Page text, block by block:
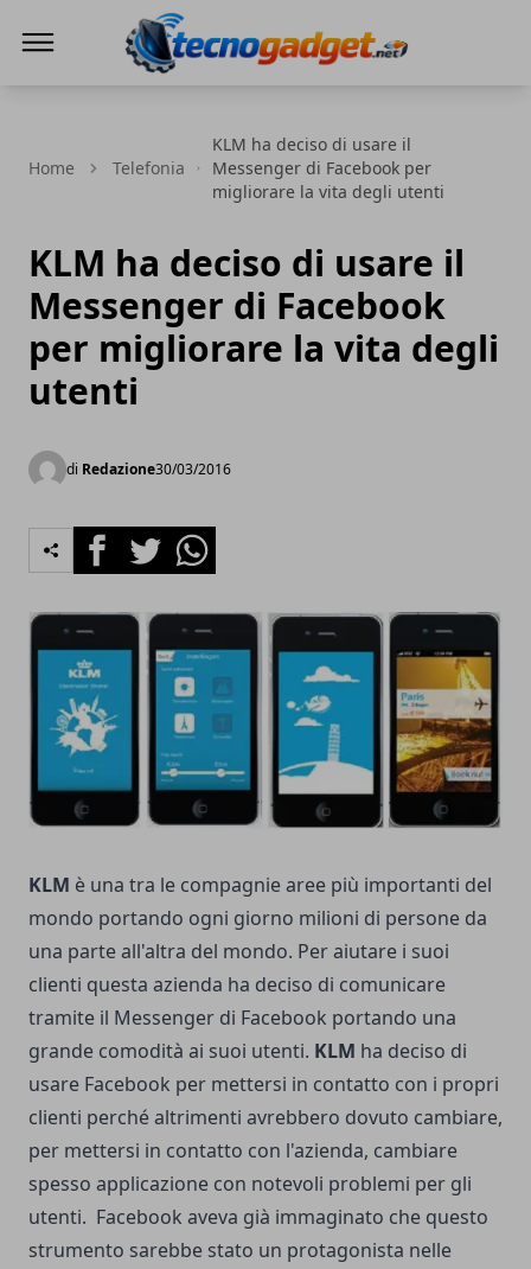
Home Telefonia
KLM ha deciso di usare il
Messenger di Facebook per
migliorare la vita degli utenti
KLM ha deciso di usare il
Messenger di Facebook
per migliorare la vita degli
utenti
di Redazione30/03/2016
FacebookTwitterWhatsapp
KLM è una tra le compagnie aree più importanti del
mondo portando ogni giorno milioni di persone da
una parte all'altra del mondo. Per aiutare i suoi
clienti questa azienda ha deciso di comunicare
tramite il Messenger di Facebook portando una
grande comodità ai suoi utenti. KLM ha deciso di
usare Facebook per mettersi in contatto con i propri
clienti perché altrimenti avrebbero dovuto cambiare,
per mettersi in contatto con l'azienda, cambiare
spesso applicazione con notevoli problemi per gli
utenti. Facebook aveva già immaginato che questo
strumento sarebbe stato un protagonista nelle